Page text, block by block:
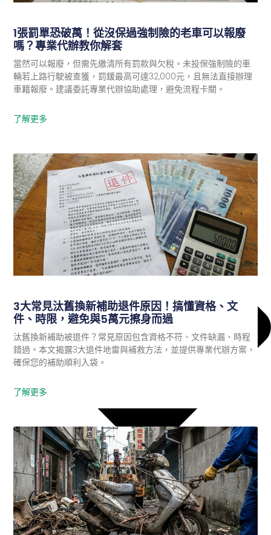
環保快訊
1張罰單恐破萬！從沒保過強制險的老車可以報廢
嗎？專業代辦教你解套
當然可以報廢，但需先繳清所有罰款與欠稅。未投保強制險的車
輛若上路行駛被查獲，罰鍰最高可達32,000元，且無法直接辦理
車籍報廢。建議委託專業代辦協助處理，避免流程卡關。
了解更多
3大常見汰舊換新補助退件原因！搞懂資格、文
件、時限，避免與5萬元擦身而過
汰舊換新補助被退件？常見原因包含資格不符、文件缺漏、時程
錯過。本文揭露3大退件地雷與補救方法，並提供專業代辦方案，
確保您的補助順利入袋。
了解更多